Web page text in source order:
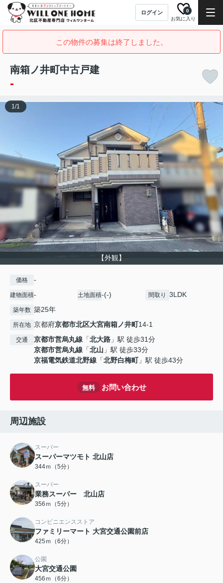
ログイン
お気に入り
0
この物件の募集は終了しました。
南箱ノ井町中古戸建
-
【外観】
1/1
価格 -
建物面積- 土地面積-(-) 間取り 3LDK
築年数 築25年
所在地 京都府京都市北区大宮南箱ノ井町14-1
交通 京都市営烏丸線 「北大路 」駅 徒歩31分
京都市営烏丸線 「北山 」駅 徒歩33分
京福電気鉄道北野線 「北野白梅町」駅 徒歩43分
無料 お問い合わせ
周辺施設
スーパー
スーパーマツモト 北山店
344ｍ（5分）
スーパー
業務スーパー 北山店
356ｍ（5分）
コンビニエンスストア
ファミリーマート 大宮交通公園前店
425ｍ（6分）
公園
大宮交通公園
456ｍ（6分）